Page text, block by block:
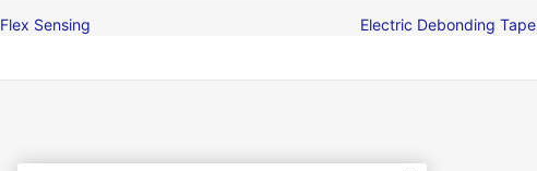
Flex Sensing Electric Debonding Tape